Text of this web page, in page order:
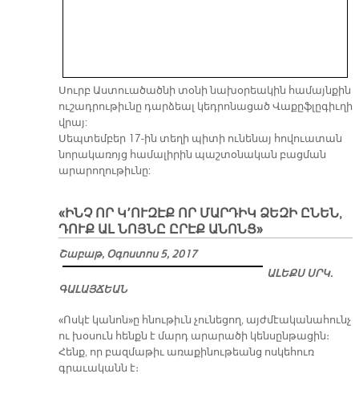
Սուրբ Աստուածածնի տօնի նախօրեակին համայնքին
ուշադրութիւնը դարձեալ կեդրոնացած Վաքըֆլըգիւղի
վրայ:
Սեպտեմբեր 17-ին տեղի պիտի ունենայ հովուատան
նորակառոյց համալիրին պաշտօնական բացման
արարողութիւնը:
«ԻՆՉ ՈՐ Կ՚ՈՒԶԷՔ ՈՐ ՄԱՐԴԻԿ ՁԵԶԻ ԸՆԵՆ,
ԴՈՒՔ ԱԼ ՆՈՅՆԸ ԸՐԷՔ ԱՆՈՆՑ»
Շաբաթ, Օգոստոս 5, 2017
Ա­ԼԵՔՍ ՍՐԿ.
ԳԱ­ԼԱՅ­ՃԵԱՆ
«Ոսկէ կանոն»ը հնութիւն չունեցող, այժմէականահունչ
ու խօսուն հենքն է մարդ արարածի կենսընթացին։
Հենք, որ բազմաթիւ առաքինութեանց ոսկեհուռ
գրաւականն է։